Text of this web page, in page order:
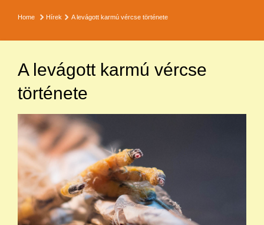
Home Hírek A levágott karmú vércse története
A levágott karmú vércse
története